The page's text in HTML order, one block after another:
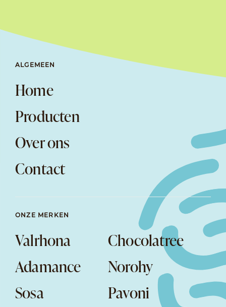
ALGEMEEN
Home
Producten
Over ons
Contact
ONZE MERKEN
Valrhona
Chocolatree
Adamance
Norohy
Sosa
Pavoni